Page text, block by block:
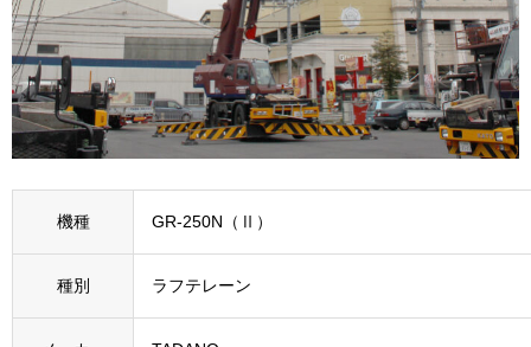
機種 GR-250N（Ⅱ）
種別 ラフテレーン